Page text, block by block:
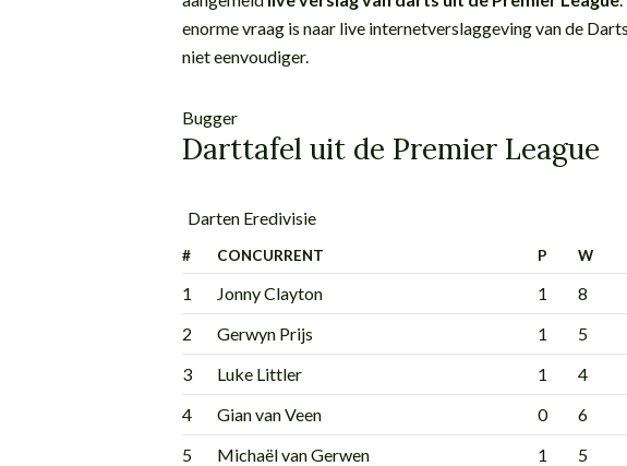
enorme vraag is naar live internetverslaggeving van de
niet eenvoudiger.
Bugger
Darttafel uit de Premier League
Darten Eredivisie
# CONCURRENT P W
1 Jonny Clayton 1 8
2
Gerwyn Prijs 1 5
3
Luke Littler 1 4
4
Gian van Veen 0 6
5
Michaël van Gerwen 1 5